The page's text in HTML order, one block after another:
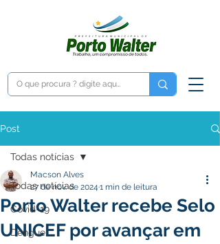
Post
Todas notícias
Covid-19
Dengue
Todas notícias
Porto Walter recebe Selo
UNICEF por avançar em
Macson Alves
27 de nov. de 2024 1 min de leitura